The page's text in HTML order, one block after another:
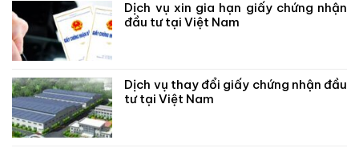
Dịch vụ xin gia hạn giấy chứng nhận
đầu tư tại Việt Nam
Dịch vụ thay đổi giấy chứng nhận đầu
tư tại Việt Nam